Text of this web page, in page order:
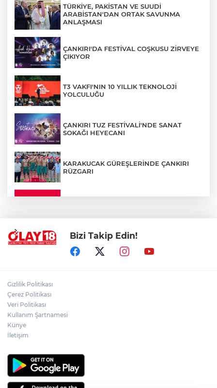
TÜRKİYE, PAKİSTAN VE SUUDİ
ARABİSTAN'DAN ORTAK SAVUNMA
ANLAŞMASI
ÇANKIRI'DA FESTİVAL COŞKUSU ZİRVEYE
ÇIKIYOR
T3 VAKFI'NIN 10 YILLIK TEKNOLOJİ
YOLCULUĞU
ÇANKIRI TUZ FESTİVALİ'NDE SANAT
SOKAĞI HEYECANI
KARAKUCAK GÜREŞLERİNDE ÇANKIRI
RÜZGARI
ADEM YAYLACI ELDİVAN'DA DUALARLA
TOPRAĞA VERİLDİ
ABD-İRAN HATTINDA YENİ KRİZ
Bizi Takip Edin!
Gizlilik Politikası
Çerez Politikası
Veri Politikası
Kullanım Şartnamesi
Künye
İletişim